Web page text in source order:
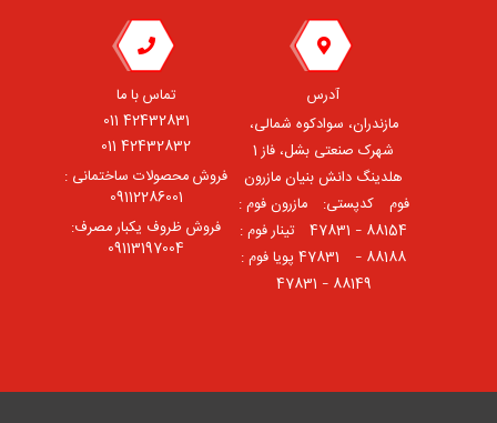
آدرس
مازندران، سوادکوه شمالی،
شهرک صنعتی بشل، فاز 1
هلدینگ دانش بنیان مازرون
فوم ⠀کدپستی: ⠀مازرون فوم :
88154 – 47831 ⠀تینار فوم :
88188 – 47831⠀ پویا فوم :
88149 – 47831
تماس با ما
42432831 011
42432832 011
فروش محصولات ساختمانی :
09112286001
فروش ظروف یکبار مصرف:
09113197004